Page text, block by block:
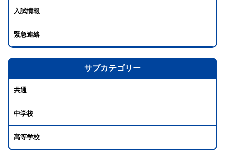
入試情報
緊急連絡
サブカテゴリー
共通
中学校
高等学校